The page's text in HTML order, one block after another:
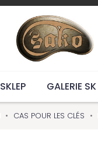
SKLEP GALERIE SK
CAS POUR LES CLÉS